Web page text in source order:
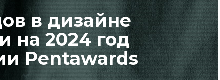
в дизайне
на 2024 год
Pentawards